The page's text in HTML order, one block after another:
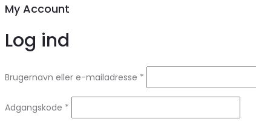
My Account
Log ind
Brugernavn eller e-mailadresse *
Adgangskode *